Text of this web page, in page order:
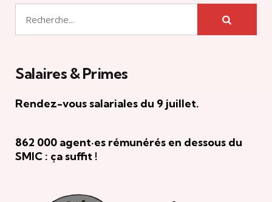
Salaires & Primes
Rendez-vous salariales du 9 juillet.
862 000 agent·es rémunérés en dessous du
SMIC : ça suffit !